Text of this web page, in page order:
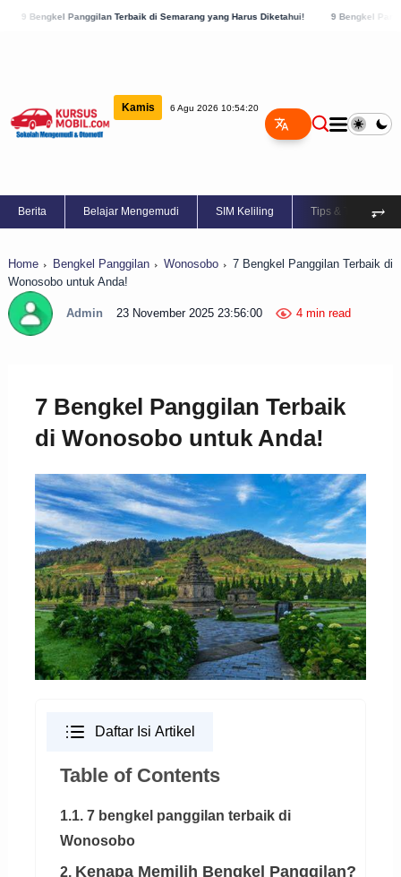
Panggilan Terbaik di Semarang yang Harus Diketahui! 9 Bengkel Panggilan Terbaik
Kamis 6 Agu 2026 10:54:20
Berita Belajar Mengemudi SIM Keliling Tips & Trik ⥅
Home Bengkel Panggilan Wonosobo
7 Bengkel Panggilan Terbaik di
Wonosobo untuk Anda!
Admin 23 November 2025 23:56:00 4 min read
7 Bengkel Panggilan Terbaik
di Wonosobo untuk Anda!
Daftar Isi Artikel
Table of Contents
1.1. 7 bengkel panggilan terbaik di
Wonosobo
2. Kenapa Memilih Bengkel Panggilan?